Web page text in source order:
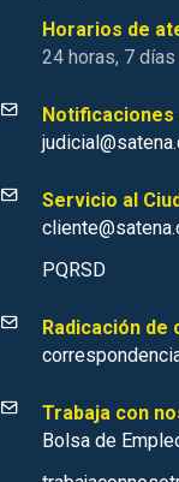
Horarios de
24 horas, 7 días
Notificaciones
Servicio al
PQRSD
Radicación de
Trabaja con
Bolsa de